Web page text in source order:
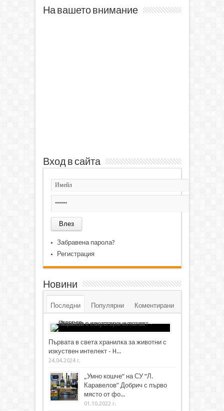
На вашето внимание
Вход в сайта
Забравена парола?
Регистрация
Новини
Последни Популярни Коментирани
Първата в света хранилка за животни с
изкуствен интелект - H...
24.04.2024 г.
„Умно кошче“ на СУ “Л.
Каравелов” Добрич с първо
място от фо...
01.10.2022 г.